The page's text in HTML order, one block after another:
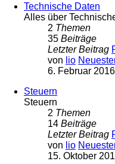
Technische Daten
Alles über
2 Themen
35 Beiträge
Letzter Beitrag
von lio
6. Februar
Steuern
Steuern
2 Themen
14 Beiträge
Letzter Beitrag
von lio
15. Oktober